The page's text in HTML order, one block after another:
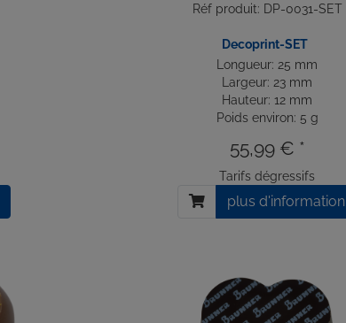
Réf produit: DP-0031-SET
Decoprint-SET
Longueur: 25 mm
Largeur: 23 mm
Hauteur: 12 mm
Poids environ: 5 g
55,99 € *
Tarifs dégressifs
plus d'information